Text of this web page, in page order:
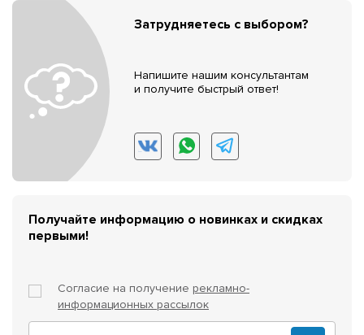
Затрудняетесь с выбором?
Напишите нашим консультантам
и получите быстрый ответ!
Получайте информацию о новинках и скидках
первыми!
Согласие на получение рекламно-
информационных рассылок